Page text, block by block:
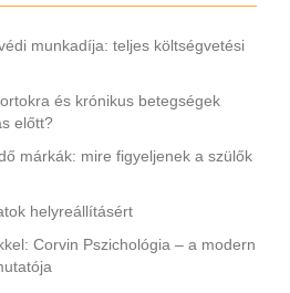
munkadíja: teljes költségvetési
és krónikus betegségek
előtt?
márkák: mire figyeljenek a szülők
helyreállításért
Corvin Pszichológia – a modern